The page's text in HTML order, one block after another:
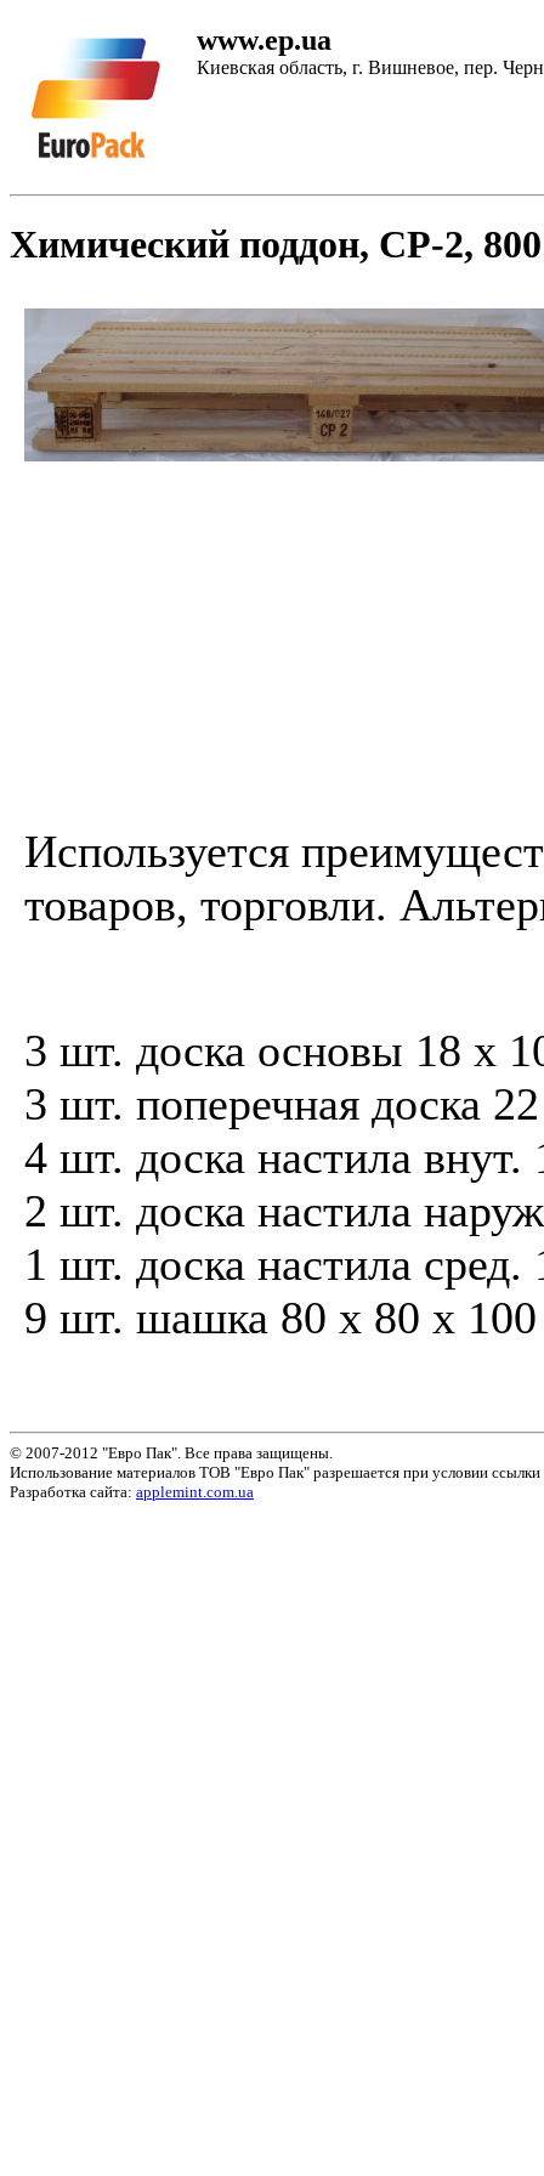
www.ep.ua
Киевская область, г. Вишневое, пер.
Химический поддон, CP-2,
Используется
товаров, торговли.
3 шт. доска основы 18 x
3 шт. поперечная доска
4 шт. доска настила
2 шт. доска настила
1 шт. доска настила
9 шт. шашка 80 x 80 x
© 2007-2012 "Евро Пак". Все права защищены.
Использование материалов ТОВ "Евро Пак" разрешается при условии
Разработка сайта: applemint.com.ua